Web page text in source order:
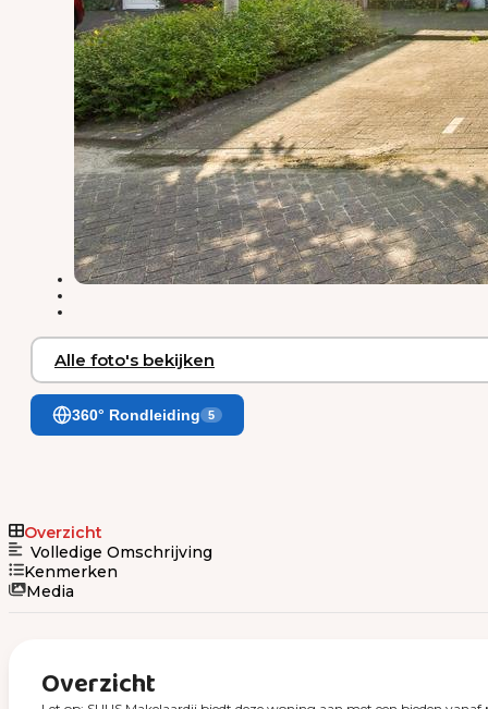
Alle foto's bekijken
360° Rondleiding 5
Overzicht
Volledige Omschrijving
Kenmerken
Media
Overzicht